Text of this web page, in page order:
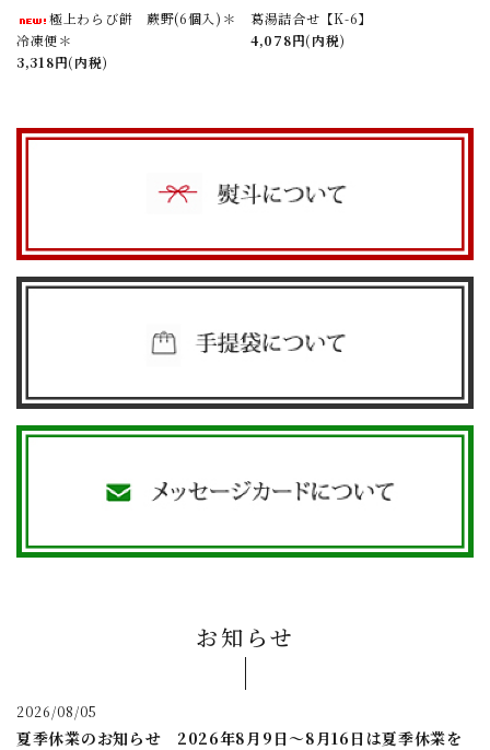
極上わらび餅 蕨野(6個入)＊
冷凍便＊
3,318円(内税)
葛湯詰合せ【K-6】
4,078円(内税)
お知らせ
2026/08/05
夏季休業のお知らせ 2026年8月9日～8月16日は夏季休業を